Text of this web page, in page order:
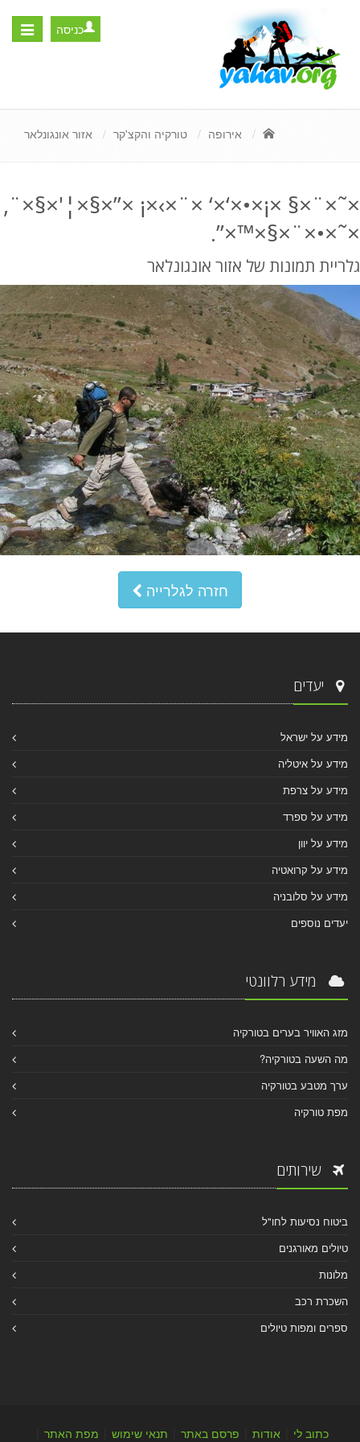
Toggle
כניסה
אירופה טורקיה והקצ'קר אזור אונגונלאר
×˜×¨×§ ×¡×•×‘×‘ ×¨×›×¡ ×”×§×¦'×§×¨,
×˜×•×¨×§×™×”.
גלריית תמונות של אזור אונגונלאר
חזרה לגלרייה
יעדים
מידע על ישראל
מידע על איטליה
מידע על צרפת
מידע על ספרד
מידע על יוון
מידע על קרואטיה
מידע על סלובניה
יעדים נוספים
מידע רלוונטי
מזג האוויר בערים בטורקיה
מה השעה בטורקיה?
ערך מטבע בטורקיה
מפת טורקיה
שירותים
ביטוח נסיעות לחו"ל
טיולים מאורגנים
מלונות
השכרת רכב
ספרים ומפות טיולים
כתוב לי אודות פרסם באתר תנאי שימוש מפת האתר